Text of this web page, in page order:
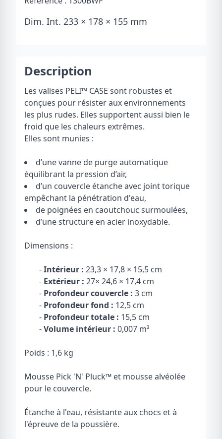
Dim. Int. 233 × 178 × 155 mm
Description
Les valises PELI™ CASE sont robustes et
conçues pour résister aux environnements
les plus rudes. Elles supportent aussi bien le
froid que les chaleurs extrêmes.
Elles sont munies :
d’une vanne de purge automatique
équilibrant la pression d’air,
d’un couvercle étanche avec joint torique
empêchant la pénétration d'eau,
de poignées en caoutchouc surmoulées,
d’une structure en acier inoxydable.
Dimensions :
-Intérieur : 23,3 × 17,8 × 15,5 cm
- Extérieur : 27× 24,6 × 17,4 cm
- Profondeur couvercle : 3 cm
- Profondeur fond : 12,5 cm
- Profondeur totale : 15,5 cm
-Volume intérieur : 0,007 m³
Poids : 1,6 kg
Mousse Pick 'N' Pluck™ et mousse alvéolée
pour le couvercle.
Étanche à l'eau, résistante aux chocs et à
l'épreuve de la poussière.